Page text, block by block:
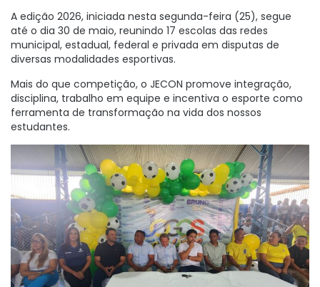
A edição 2026, iniciada nesta segunda-feira (25), segue
até o dia 30 de maio, reunindo 17 escolas das redes
municipal, estadual, federal e privada em disputas de
diversas modalidades esportivas.
Mais do que competição, o JECON promove integração,
disciplina, trabalho em equipe e incentiva o esporte como
ferramenta de transformação na vida dos nossos
estudantes.